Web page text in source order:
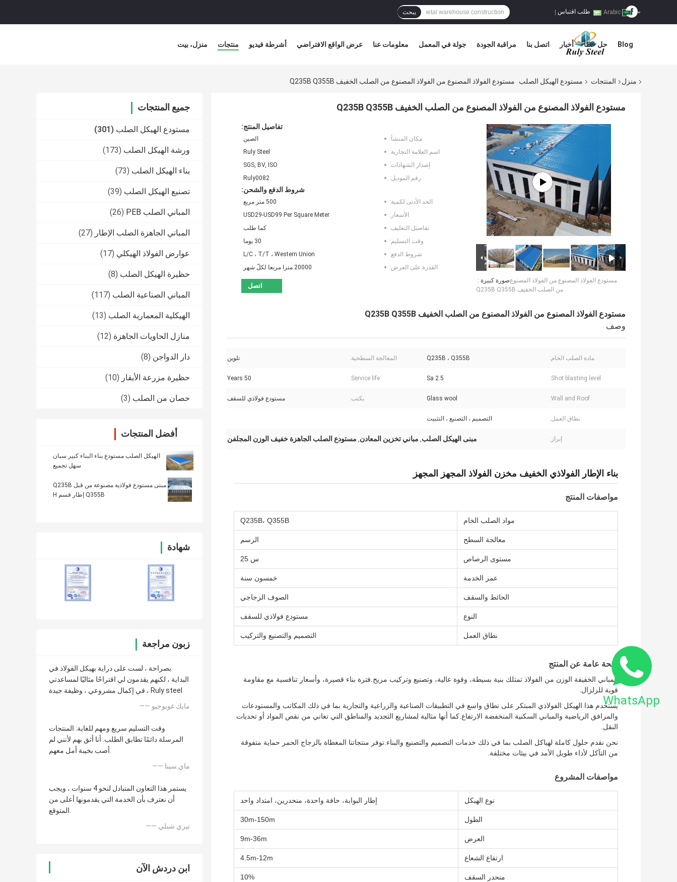
طلب اقتباس يبحث
منزل، بيت منتجات أشرطة فيديو عرض الواقع الافتراضي معلومات عنا جولة في المعمل مراقبة الجودة اتصل بنا أخبار حل خطأ Blog
منزل المنتجات مستودع الهيكل الصلب مستودع الفولاذ المصنوع من الفولاذ المصنوع من الصلب الخفيف Q235B Q355B
جميع المنتجات
مستودع الهيكل الصلب (301)
ورشة الهيكل الصلب (173)
بناء الهيكل الصلب (73)
تصنيع الهيكل الصلب (39)
المباني الصلب PEB (26)
المباني الجاهزة الصلب الإطار (27)
عوارض الفولاذ الهيكلي (17)
حظيرة الهيكل الصلب (8)
المباني الصناعية الصلب (117)
الهيكلية المعمارية الصلب (13)
منازل الحاويات الجاهزة (12)
دار الدواجن (8)
حظيرة مزرعة الأبقار (10)
حصان من الصلب (3)
أفضل المنتجات
الهيكل الصلب مستودع بناء البناء كبير سبان
سهل تجميع
مبنى مستودع فولاذية مصنوعة من قبل Q235B
Q355B إطار قسم H
شهادة
زبون مراجعة
بصراحة ، لست على دراية بهيكل الفولاذ في
البداية ، لكنهم يقدمون لي اقتراحًا مثاليًا لمساعدتي
في إكمال مشروعي ، وظيفة جيدة ، Ruly steel
—— مايك غويوجيو
وقت التسليم سريع ومهم للغاية: المنتجات
المرسلة دائمًا تطابق الطلب. أنا أثق بهم لأنني لم
أصب بخيبة أمل معهم.
—— ماي سينا
يستمر هذا التعاون المتبادل لنحو 4 سنوات ، ويجب
أن نعترف بأن الخدمة التي يقدمونها أعلى من
المتوقع.
—— تيري شبلي
ابن دردش الآن
مستودع الفولاذ المصنوع من الفولاذ المصنوع من الصلب الخفيف Q235B Q355B
صورة كبيرة :مستودع الفولاذ المصنوع من الفولاذ المصنوع
من الصلب الخفيف Q235B Q355B
تفاصيل المنتج:
مكان المنشأ:
الصين
اسم العلامة التجارية:
Ruly Steel
إصدار الشهادات:
SGS, BV, ISO
رقم الموديل:
Ruly0082
شروط الدفع والشحن:
الحد الأدنى لكمية:
500 متر مربع
الأسعار:
USD29-USD99 Per Square Meter
تفاصيل التغليف:
كما طلب
وقت التسليم:
30 يوما
شروط الدفع:
L/C ، T/T ، Western Union
القدرة على العرض:
20000 مترا مربعا لكلّ شهر
اتصل
مستودع الفولاذ المصنوع من الفولاذ المصنوع من الصلب الخفيف Q235B Q355B
وصف
مادة الصلب الخام: Q235B ، Q355B المعالجة السطحية: تلوين
Shot blasting level:
Sa 2.5
Service life:
50 Years
Wall and Roof:
Glass wool يكتب: مستودع فولاذي للسقف
نطاق العمل: التصميم ، التصنيع ، التثبيت
إبراز: مبنى الهيكل الصلب, مباني تخزين المعادن, مستودع الصلب الجاهزة خفيف الوزن المجلفن
بناء الإطار الفولاذي الخفيف مخزن الفولاذ المجهز المجهز
مواصفات المنتج
مواد الصلب الخام Q235B، Q355B
معالجة السطح الرسم
مستوى الرصاص س 25
عمر الخدمة خمسون سنة
الحائط والسقف الصوف الزجاجي
النوع مستودع فولاذي للسقف
نطاق العمل التصميم والتصنيع والتركيب
لمحة عامة عن المنتج
المباني الخفيفة الوزن من الفولاذ تمتلك بنية بسيطة، وقوة عالية، وتصنيع وتركيب مريح.فترة بناء قصيرة، وأسعار تنافسية مع مقاومة
قوية للزلزال.
يستخدم هذا الهيكل الفولاذي المبتكر على نطاق واسع في التطبيقات الصناعية والزراعية والتجارية بما في ذلك المكاتب والمستودعات
والمرافق الرياضية والمباني السكنية المنخفضة الارتفاع.كما أنها مثالية لمشاريع التجديد والمناطق التي تعاني من نقص المواد أو تحديات
النقل.
نحن نقدم حلول كاملة لهياكل الصلب بما في ذلك خدمات التصميم والتصنيع والبناء.توفر منتجاتنا المغطاة بالزجاج الحمر حماية متفوقة
من التآكل لأداء طويل الأمد في بيئات مختلفة.
مواصفات المشروع
نوع الهيكل إطار البوابة، حافة واحدة، منحدرين، امتداد واحد
الطول 30m-150m
العرض 9m-36m
ارتفاع الشعاع 4.5m-12m
منحدر السقف 10%
WhatsApp